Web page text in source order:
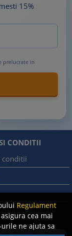
Regulament
cea mai
ne ajuta sa
15%
prelucrate in
CONDITII
conditii